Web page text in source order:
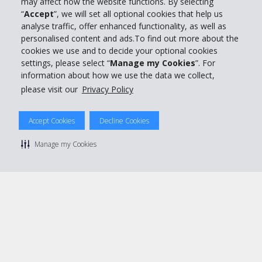
“Accept”, we will set all optional cookies that help us
analyse traffic, offer enhanced functionality, as well as
personalised content and ads.To find out more about the
cookies we use and to decide your optional cookies
settings, please select “Manage my Cookies”. For
information about how we use the data we collect,
please visit our Privacy Policy
Accept Cookies Decline Cookies
Manage my Cookies
Support client
Réserver avec Hertz
Politique de confidentialité
Conditions de location
Gérer mes cookies